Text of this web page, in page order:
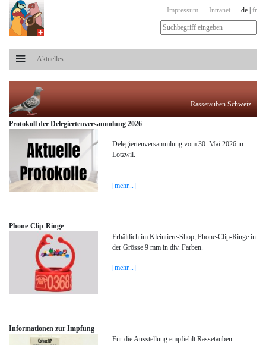
Impressum Intranet de| fr
Aktuelles
Rassetauben Schweiz
Protokoll der Delegiertenversammlung 2026
Delegiertenversammlung vom 30. Mai 2026 in
Lotzwil.
[mehr...]
Phone-Clip-Ringe
Erhältlich im Kleintiere-Shop, Phone-Clip-Ringe in
der Grösse 9 mm in div. Farben.
[mehr...]
Informationen zur Impfung
Für die Ausstellung empfiehlt Rassetauben